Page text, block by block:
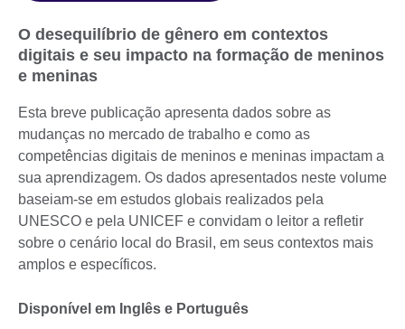
O desequilíbrio de gênero em contextos
digitais e seu impacto na formação de meninos
e meninas
Esta breve publicação apresenta dados sobre as
mudanças no mercado de trabalho e como as
competências digitais de meninos e meninas impactam a
sua aprendizagem. Os dados apresentados neste volume
baseiam-se em estudos globais realizados pela
UNESCO e pela UNICEF e convidam o leitor a refletir
sobre o cenário local do Brasil, em seus contextos mais
amplos e específicos.
Disponível em Inglês e Português